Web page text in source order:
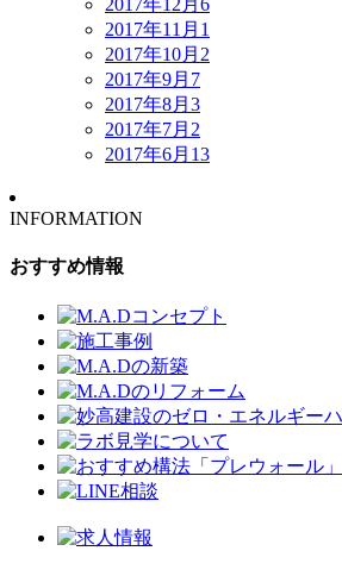
2017年11月 1
2017年10月 2
2017年9月 7
2017年8月 3
2017年7月 2
2017年6月 13
INFORMATION
おすすめ情報